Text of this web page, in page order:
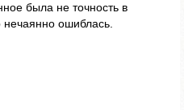
была не точность в
ошиблась.